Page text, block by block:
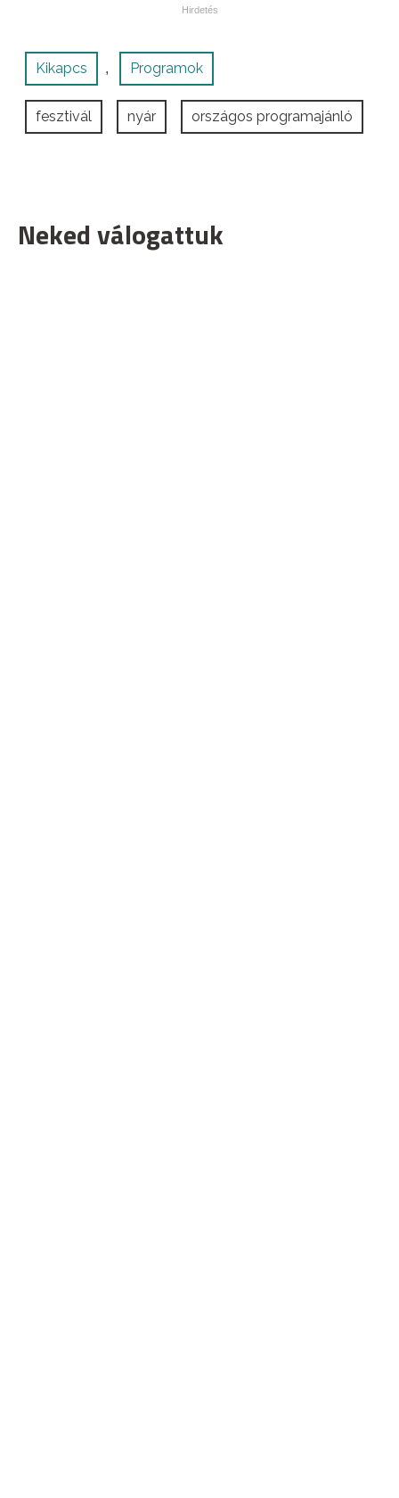
Kikapcs , Programok
fesztivál nyár országos programajánló
Neked válogattuk